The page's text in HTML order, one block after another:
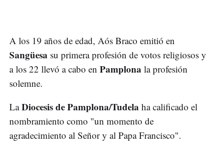
A los 19 años de edad, Aós Braco emitió en
Sangüesa su primera profesión de votos religiosos y
a los 22 llevó a cabo en Pamplona la profesión
solemne.
LaDiocesis de Pamplona/Tudela ha calificado el
nombramiento como "un momento de
agradecimiento al Señor y al Papa Francisco".